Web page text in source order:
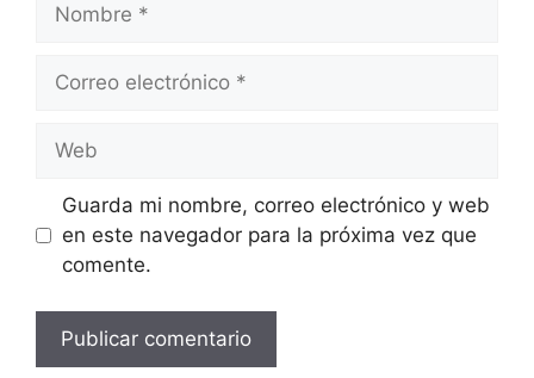
Correo
Web
Guarda mi nombre, correo electrónico y web
en este navegador para la próxima vez que
comente.